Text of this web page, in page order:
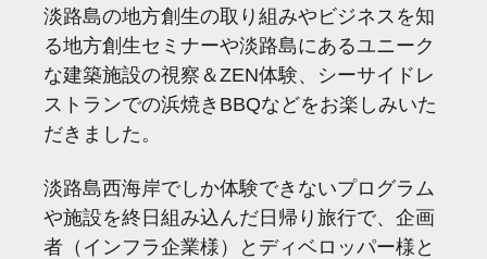
淡路島の地方創生の取り組みやビジネスを知
る地方創生セミナーや淡路島にあるユニーク
な建築施設の視察＆ZEN体験、シーサイドレ
ストランでの浜焼きBBQなどをお楽しみいた
だきました。
淡路島西海岸でしか体験できないプログラム
や施設を終日組み込んだ日帰り旅行で、企画
者（インフラ企業様）とディベロッパー様と